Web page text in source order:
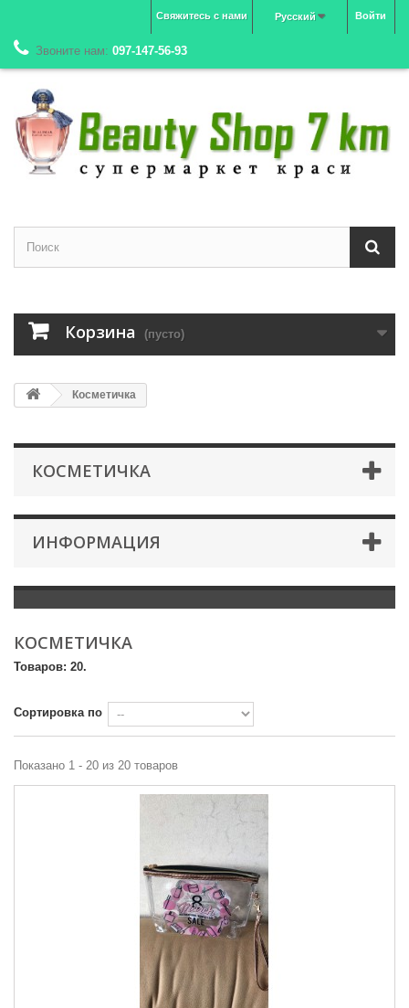
Войти
Русский
Свяжитесь с нами
Звоните нам: 097-147-56-93
Корзина (пусто)
Косметичка
КОСМЕТИЧКА
ИНФОРМАЦИЯ
КОСМЕТИЧКА
Товаров: 20.
Сортировка по
Показано 1 - 20 из 20 товаров